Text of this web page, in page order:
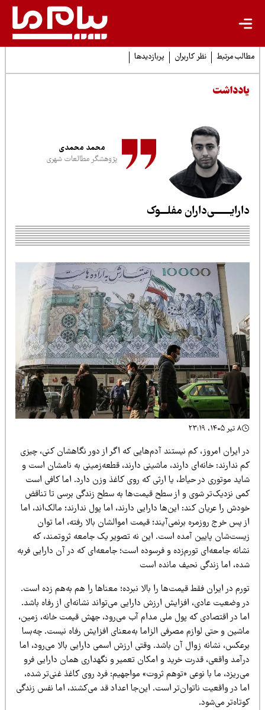
مرتبط نظر کاربران پربازدیدها
محمد محمدی
پژوهشگر مطالعات شهری
مفلـــوک
ایران امروز، کم نیستند آدم‌هایی که اگر از دور نگاهشان کنی، چیزی
ندارند: خانه‌ای دارند، ماشینی دارند، قطعه‌زمینی به نامشان است و
موتوری در حیاط، یا ارثی که روی کاغذ وزن دارد. اما کافی است
نزدیک‌تر شوی و از سطح قیمت‌ها به سطح زندگی برسی تا تناقض
را عریان کند: این‌ها دارایی دارند، اما پول ندارند؛ مالک‌اند، اما
پس خرج روزمره برنمی‌آیند؛ قیمت اموالشان بالا رفته، اما توان
پایین آمده است. این نه تصویر یک جامعه ثروتمند، که
جامعه‌ای تورم‌زده و فرسوده است؛ جامعه‌ای که در آن دارایی فربه
اما زندگی نحیف مانده است
در ایران فقط قیمت‌ها را بالا نبرده؛ معناها را هم به‌هم زده است.
وضعیت عادی، افزایش ارزش دارایی می‌تواند نشانه‌ای از رفاه باشد.
در اقتصادی که پول ملی مدام آب می‌رود، جهش قیمت خانه، زمین،
و حتی لوازم مصرفی الزاما به‌معنای افزایش رفاه نیست. چه‌بسا
نشانه زوال آن باشد. وقتی ارزش اسمی دارایی بالا می‌رود، اما
واقعی، قدرت خرید و امکان تعمیر و نگهداری همان دارایی فرو
ما با نوعی «توهم ثروت» مواجهیم: فرد روی کاغذ غنی‌تر شده،
در واقعیت ناتوان‌تر است. این‌جا اعداد قد می‌کشند، اما نفس زندگی
می‌شود.